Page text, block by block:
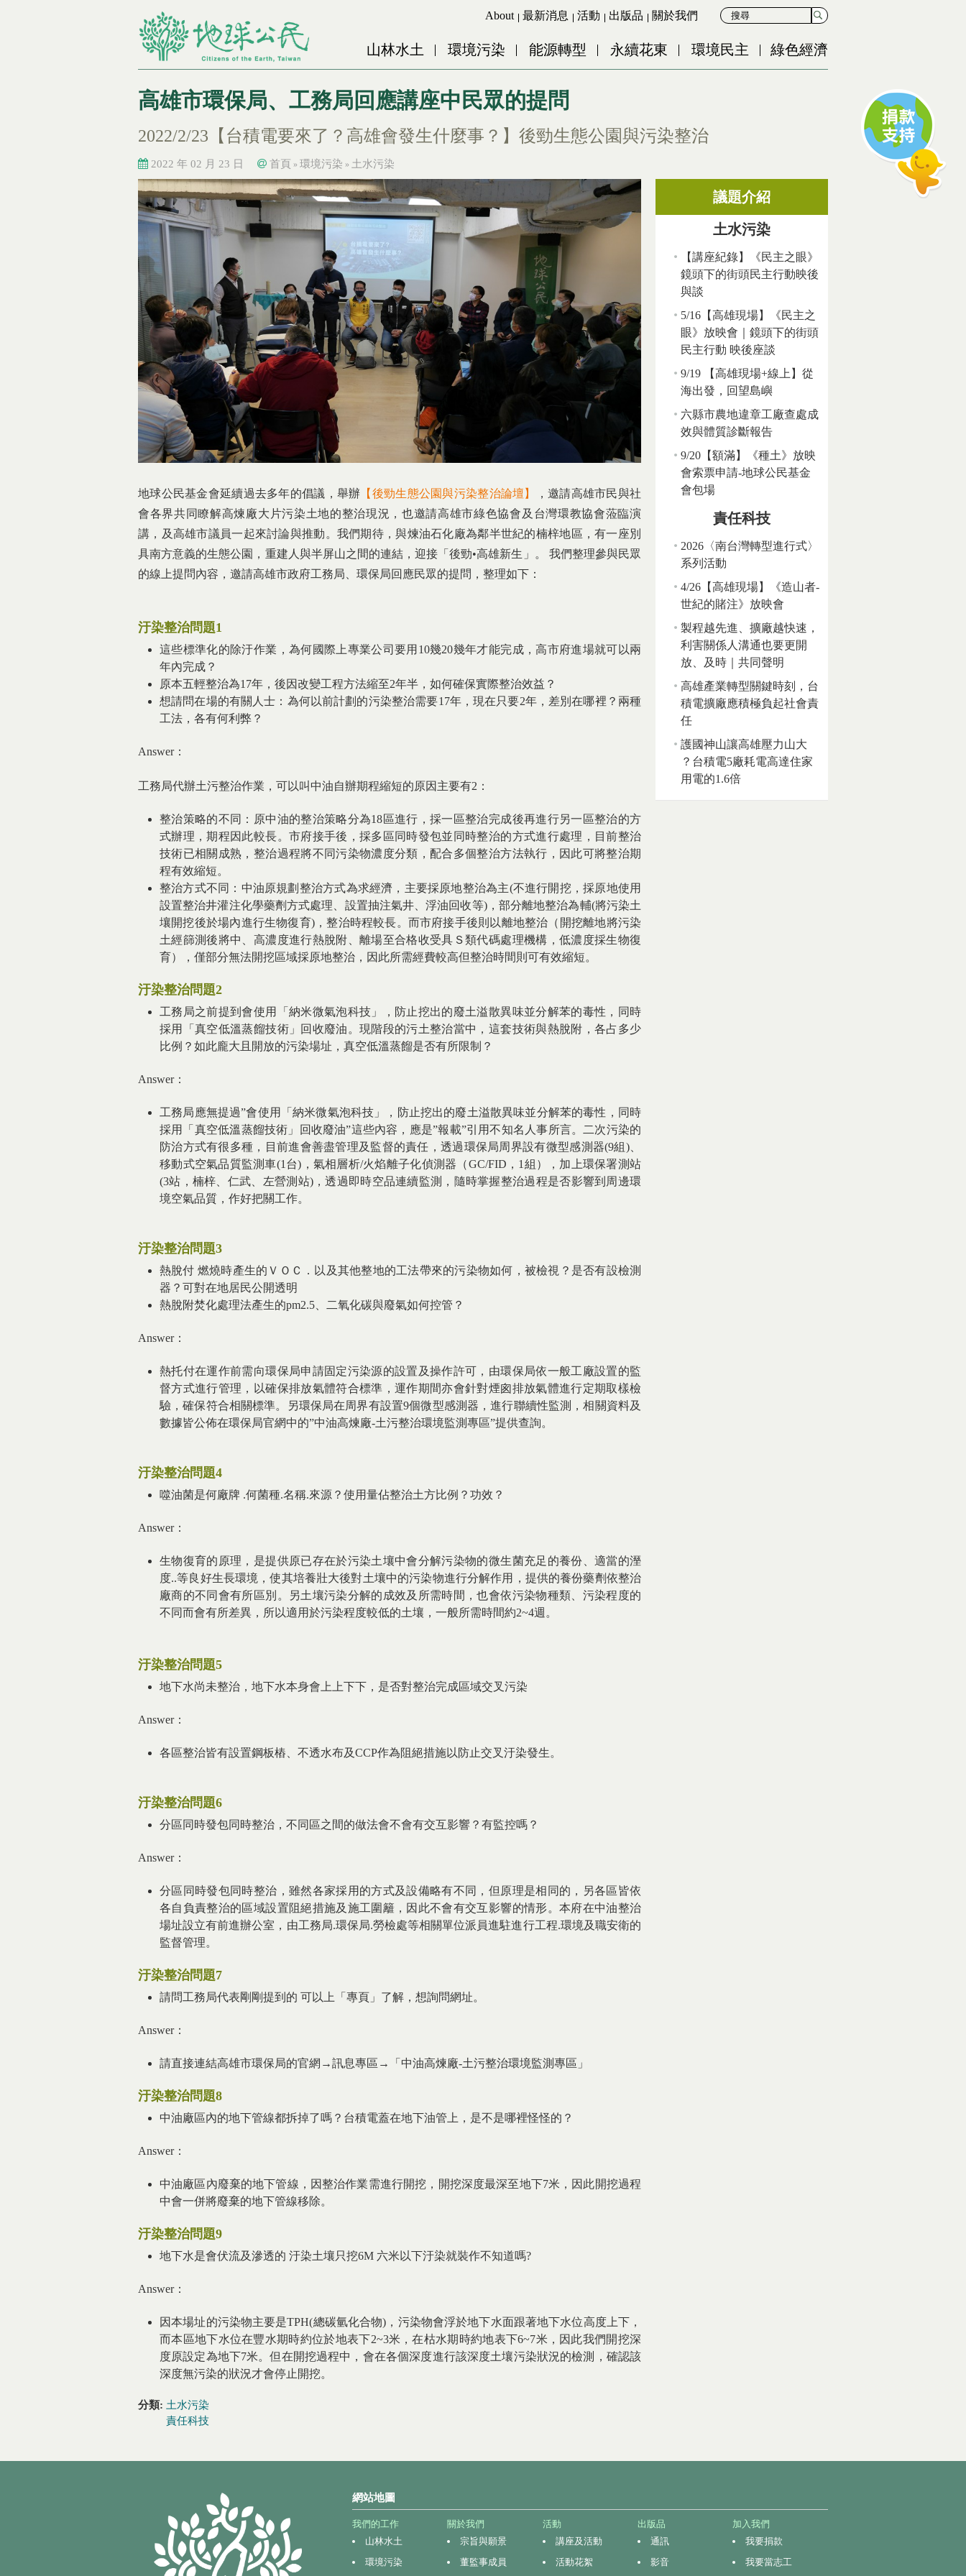
Jump to Navigation
Jump to Main content
About 最新消息 活動 出版品 關於我們
山林水土 環境污染 能源轉型 永續花東 環境民主 綠色經濟
高雄市環保局、工務局回應講座中民眾的提問
2022/2/23【台積電要來了？高雄會發生什麼事？】後勁生態公園與污染整治
2022 年 02 月 23 日
您在這裡
首頁 » 環境污染 » 土水污染
您在這裡
地球公民基金會延續過去多年的倡議，舉辦 【後勁生態公園與污染整治論壇】
，邀請高雄市民與社
會各界共同瞭解高煉廠大片污染土地的整治現況，也邀請高雄市綠色協會及台灣環教協會蒞臨演
講，及高雄市議員一起來討論與推動。我們期待，與煉油石化廠為鄰半世紀的楠梓地區，有一座別
具南方意義的生態公園，重建人與半屏山之間的連結，迎接「後勁•高雄新生」。 我們整理參與民眾
的線上提問內容，邀請高雄市政府工務局、環保局回應民眾的提問，整理如下：
汙染整治問題1
這些標準化的除汙作業，為何國際上專業公司要用10幾20幾年才能完成，高市府進場就可以兩
年內完成？
原本五輕整治為17年，後因改變工程方法縮至2年半，如何確保實際整治效益？
想請問在場的有關人士：為何以前計劃的污染整治需要17年，現在只要2年，差別在哪裡？兩種
工法，各有何利弊？
Answer：
工務局代辦土污整治作業，可以叫中油自辦期程縮短的原因主要有2：
整治策略的不同：原中油的整治策略分為18區進行，採一區整治完成後再進行另一區整治的方
式辦理，期程因此較長。市府接手後，採多區同時發包並同時整治的方式進行處理，目前整治
技術已相關成熟，整治過程將不同污染物濃度分類，配合多個整治方法執行，因此可將整治期
程有效縮短。
整治方式不同：中油原規劃整治方式為求經濟，主要採原地整治為主(不進行開挖，採原地使用
設置整治井灌注化學藥劑方式處理、設置抽注氣井、浮油回收等)，部分離地整治為輔(將污染土
壤開挖後於場內進行生物復育)，整治時程較長。而市府接手後則以離地整治（開挖離地將污染
土經篩測後將中、高濃度進行熱脫附、離場至合格收受具Ｓ類代碼處理機構，低濃度採生物復
育），僅部分無法開挖區域採原地整治，因此所需經費較高但整治時間則可有效縮短。
汙染整治問題2
工務局之前提到會使用「納米微氣泡科技」，防止挖出的廢土溢散異味並分解苯的毒性，同時
採用「真空低溫蒸餾技術」回收廢油。現階段的污土整治當中，這套技術與熱脫附，各占多少
比例？如此龐大且開放的污染場址，真空低溫蒸餾是否有所限制？
Answer：
工務局應無提過”會使用「納米微氣泡科技」，防止挖出的廢土溢散異味並分解苯的毒性，同時
採用「真空低溫蒸餾技術」回收廢油”這些內容，應是”報載”引用不知名人事所言。二次污染的
防治方式有很多種，目前進會善盡管理及監督的責任，透過環保局周界設有微型感測器(9組)、
移動式空氣品質監測車(1台)，氣相層析/火焰離子化偵測器（GC/FID，1組），加上環保署測站
(3站，楠梓、仁武、左營測站)，透過即時空品連續監測，隨時掌握整治過程是否影響到周邊環
境空氣品質，作好把關工作。
汙染整治問題3
熱脫付 燃燒時產生的ＶＯＣ．以及其他整地的工法帶來的污染物如何，被檢視？是否有設檢測
器？可對在地居民公開透明
熱脫附焚化處理法產生的pm2.5、二氧化碳與廢氣如何控管？
Answer：
熱托付在運作前需向環保局申請固定污染源的設置及操作許可，由環保局依一般工廠設置的監
督方式進行管理，以確保排放氣體符合標準，運作期間亦會針對煙囪排放氣體進行定期取樣檢
驗，確保符合相關標準。另環保局在周界有設置9個微型感測器，進行聯續性監測，相關資料及
數據皆公佈在環保局官網中的”中油高煉廠-土污整治環境監測專區”提供查詢。
汙染整治問題4
噬油菌是何廠牌 .何菌種.名稱.來源？使用量佔整治土方比例？功效？
Answer：
生物復育的原理，是提供原已存在於污染土壤中會分解污染物的微生菌充足的養份、適當的溼
度..等良好生長環境，使其培養壯大後對土壤中的污染物進行分解作用，提供的養份藥劑依整治
廠商的不同會有所區別。另土壤污染分解的成效及所需時間，也會依污染物種類、污染程度的
不同而會有所差異，所以適用於污染程度較低的土壤，一般所需時間約2~4週。
汙染整治問題5
地下水尚未整治，地下水本身會上上下下，是否對整治完成區域交叉污染
Answer：
各區整治皆有設置鋼板樁、不透水布及CCP作為阻絕措施以防止交叉汙染發生。
汙染整治問題6
分區同時發包同時整治，不同區之間的做法會不會有交互影響？有監控嗎？
Answer：
分區同時發包同時整治，雖然各家採用的方式及設備略有不同，但原理是相同的，另各區皆依
各自負責整治的區域設置阻絕措施及施工圍籬，因此不會有交互影響的情形。本府在中油整治
場址設立有前進辦公室，由工務局.環保局.勞檢處等相關單位派員進駐進行工程.環境及職安衛的
監督管理。
汙染整治問題7
請問工務局代表剛剛提到的 可以上「專頁」了解，想詢問網址。
Answer：
請直接連結高雄市環保局的官網→訊息專區→「中油高煉廠-土污整治環境監測專區」
汙染整治問題8
中油廠區內的地下管線都拆掉了嗎？台積電蓋在地下油管上，是不是哪裡怪怪的？
Answer：
中油廠區內廢棄的地下管線，因整治作業需進行開挖，開挖深度最深至地下7米，因此開挖過程
中會一併將廢棄的地下管線移除。
汙染整治問題9
地下水是會伏流及滲透的 汙染土壤只挖6M 六米以下汙染就裝作不知道嗎?
Answer：
因本場址的污染物主要是TPH(總碳氫化合物)，污染物會浮於地下水面跟著地下水位高度上下，
而本區地下水位在豐水期時約位於地表下2~3米，在枯水期時約地表下6~7米，因此我們開挖深
度原設定為地下7米。但在開挖過程中，會在各個深度進行該深度土壤污染狀況的檢測，確認該
深度無污染的狀況才會停止開挖。
分類: 土水污染
責任科技
議題介紹
土水污染
【講座紀錄】《民主之眼》
鏡頭下的街頭民主行動映後
與談
5/16【高雄現場】《民主之
眼》放映會｜鏡頭下的街頭
民主行動 映後座談
9/19 【高雄現場+線上】從
海出發，回望島嶼
六縣市農地違章工廠查處成
效與體質診斷報告
9/20【額滿】《種土》放映
會索票申請-地球公民基金
會包場
責任科技
2026〈南台灣轉型進行式〉
系列活動
4/26【高雄現場】《造山者-
世紀的賭注》放映會
製程越先進、擴廠越快速，
利害關係人溝通也要更開
放、及時｜共同聲明
高雄產業轉型關鍵時刻，台
積電擴廠應積極負起社會責
任
護國神山讓高雄壓力山大
？台積電5廠耗電高達住家
用電的1.6倍
網站地圖
我們的工作
山林水土
環境污染
關於我們
宗旨與願景
董監事成員
活動
講座及活動
活動花絮
出版品
通訊
影音
加入我們
我要捐款
我要當志工